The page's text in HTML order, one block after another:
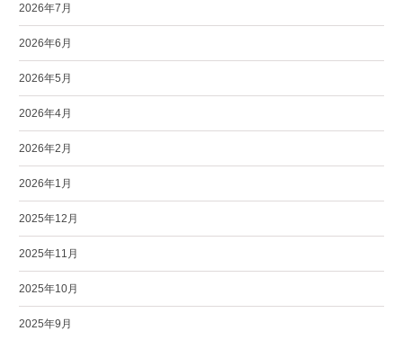
2026年7月
2026年6月
2026年5月
2026年4月
2026年2月
2026年1月
2025年12月
2025年11月
2025年10月
2025年9月